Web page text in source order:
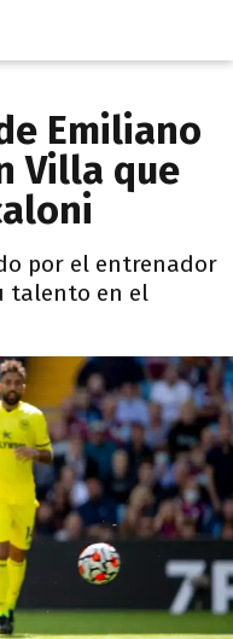
Emiliano
Villa que
por el entrenador
talento en el